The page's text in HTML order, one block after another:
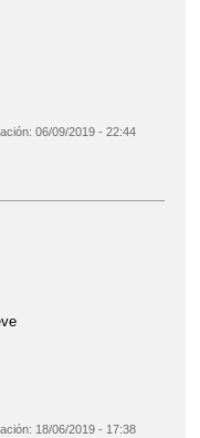
06/09/2019 - 22:44
18/06/2019 - 17:38